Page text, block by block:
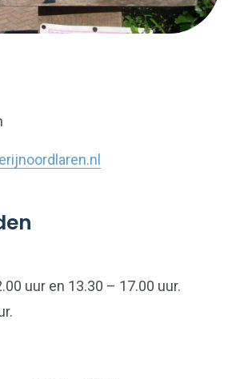
uur en 13.30 – 17.00 uur.